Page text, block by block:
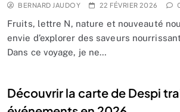
BERNARD JAUDOY 22 FÉVRIER 2026
Fruits, lettre N, nature et nouveauté
envie d’explorer des saveurs
Dans ce voyage, je ne…
Découvrir la carte de Despi